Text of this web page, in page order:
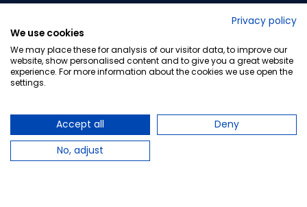
Privacy policy
We use cookies
We may place these for analysis of our visitor data, to improve our
website, show personalised content and to give you a great website
experience. For more information about the cookies we use open the
settings.
Accept all
Deny
No, adjust